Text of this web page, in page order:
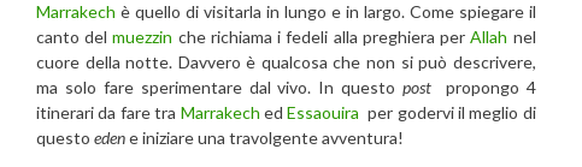
Marrakech è quello di visitarla in lungo e in largo. Come spiegare il
canto delmuezzin che richiama i fedeli alla preghiera per Allah nel
cuore della notte. Davvero è qualcosa che non si può descrivere,
ma solo fare sperimentare dal vivo. In questopost propongo 4
itinerari da fare tra Marrakech edEssaouira per godervi il meglio di
questo edene iniziare una travolgente avventura!